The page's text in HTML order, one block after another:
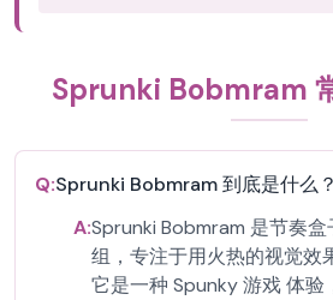
Sprunki Bobmram
Q:Sprunki Bobmram 到底是什么？
A:Sprunki Bobmram 是节奏
组，专注于用火热的视觉效
它是一种 Spunky 游戏 体验